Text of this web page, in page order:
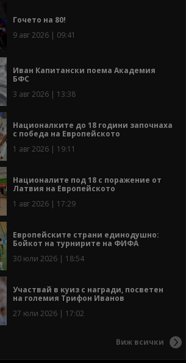
Гочето на 80!
9 авг 2026 | 09:41
Иван Капитански поема Академия
БФС
3 авг 2026 | 13:38
Националките до 18 години започнаха
с победа на Европейското
1 авг 2026 | 19:11
Националите под 18 с поражение от
Латвия на Европейското
1 авг 2026 | 17:29
Европейските страни единодушно:
Бойкот на турнирите на ФИФА
30 юли 2026 | 18:54
Участвай в куиз с награди, посветен
на големия Трифон Иванов
27 юли 2026 | 17:02
Виж всички